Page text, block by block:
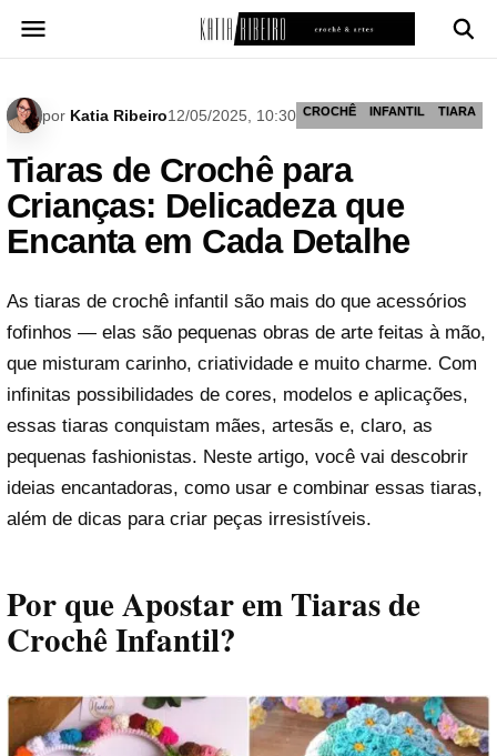
para
por Katia Ribeiro12/05/2025, 10:30 CROCHÊ INFANTIL TIARA
Tiaras de Crochê para
Crianças: Delicadeza que
Encanta em Cada Detalhe
As tiaras de crochê infantil são mais do que acessórios
fofinhos — elas são pequenas obras de arte feitas à mão,
que misturam carinho, criatividade e muito charme. Com
infinitas possibilidades de cores, modelos e aplicações,
essas tiaras conquistam mães, artesãs e, claro, as
pequenas fashionistas. Neste artigo, você vai descobrir
ideias encantadoras, como usar e combinar essas tiaras,
além de dicas para criar peças irresistíveis.
Por que Apostar em Tiaras de
Crochê Infantil?